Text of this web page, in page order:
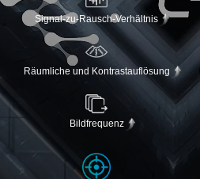
Signal-zu-Rausch-Verhältnis
Räumliche und Kontrastauflösung
Bildfrequenz